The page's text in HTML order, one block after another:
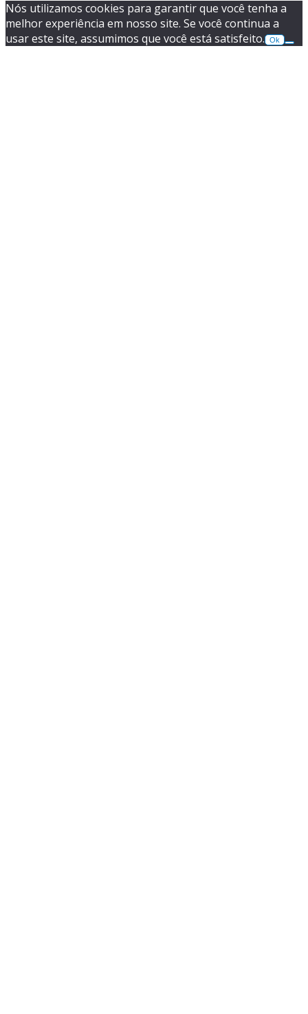
Nós utilizamos cookies para garantir que você tenha a
melhor experiência em nosso site. Se você continua a
usar este site, assumimos que você está satisfeito.
Ok